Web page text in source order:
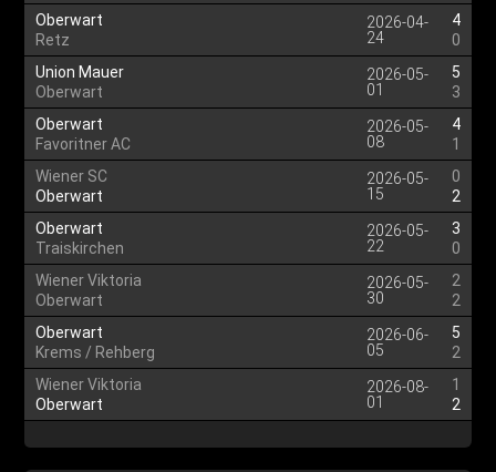
Oberwart
Retz
2026-04-
24
4
0
Union Mauer
Oberwart
2026-05-
01
5
3
Oberwart
Favoritner AC
2026-05-
08
4
1
Wiener SC
Oberwart
2026-05-
15
0
2
Oberwart
Traiskirchen
2026-05-
22
3
0
Wiener Viktoria
Oberwart
2026-05-
30
2
2
Oberwart
Krems / Rehberg
2026-06-
05
5
2
Wiener Viktoria
Oberwart
2026-08-
01
1
2